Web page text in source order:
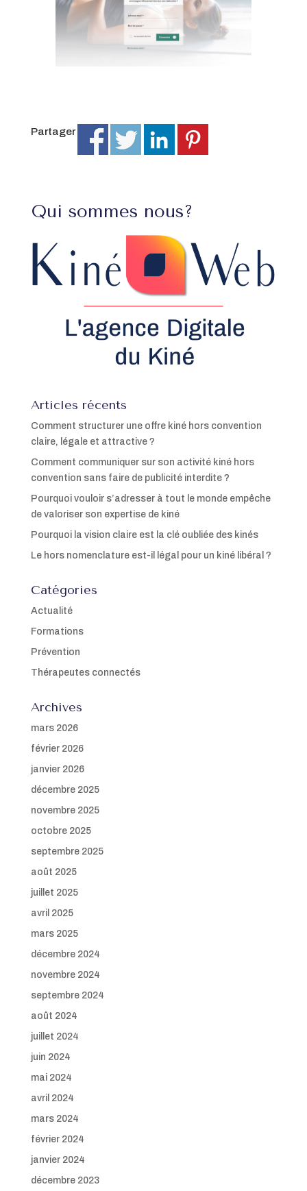
Partager
Qui sommes nous?
Articles récents
Comment structurer une offre kiné hors convention
claire, légale et attractive ?
Comment communiquer sur son activité kiné hors
convention sans faire de publicité interdite ?
Pourquoi vouloir s’adresser à tout le monde empêche
de valoriser son expertise de kiné
Pourquoi la vision claire est la clé oubliée des kinés
Le hors nomenclature est-il légal pour un kiné libéral ?
Catégories
Actualité
Formations
Prévention
Thérapeutes connectés
Archives
mars 2026
février 2026
janvier 2026
décembre 2025
novembre 2025
octobre 2025
septembre 2025
août 2025
juillet 2025
avril 2025
mars 2025
décembre 2024
novembre 2024
septembre 2024
août 2024
juillet 2024
juin 2024
mai 2024
avril 2024
mars 2024
février 2024
janvier 2024
décembre 2023